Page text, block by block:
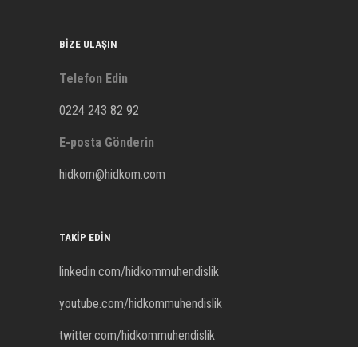
BIZE ULAŞIN
Telefon Edin
0224 243 82 92
E-posta Gönderin
hidkom@hidkom.com
TAKIP EDIN
linkedin.com/hidkommuhendislik
youtube.com/hidkommuhendislik
twitter.com/hidkommuhendislik